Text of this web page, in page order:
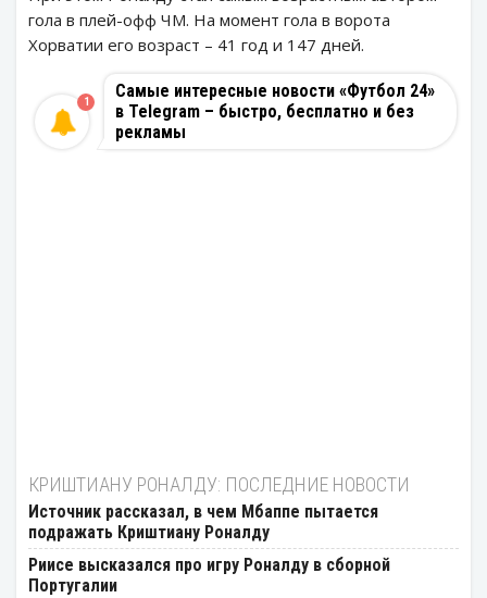
гола в плей-офф ЧМ. На момент гола в ворота
Хорватии его возраст – 41 год и 147 дней.
Самые интересные новости «Футбол 24»
в Telegram – быстро, бесплатно и без
рекламы
1
КРИШТИАНУ РОНАЛДУ: ПОСЛЕДНИЕ НОВОСТИ
Источник рассказал, в чем Мбаппе пытается
подражать Криштиану Роналду
Риисе высказался про игру Роналду в сборной
Португалии